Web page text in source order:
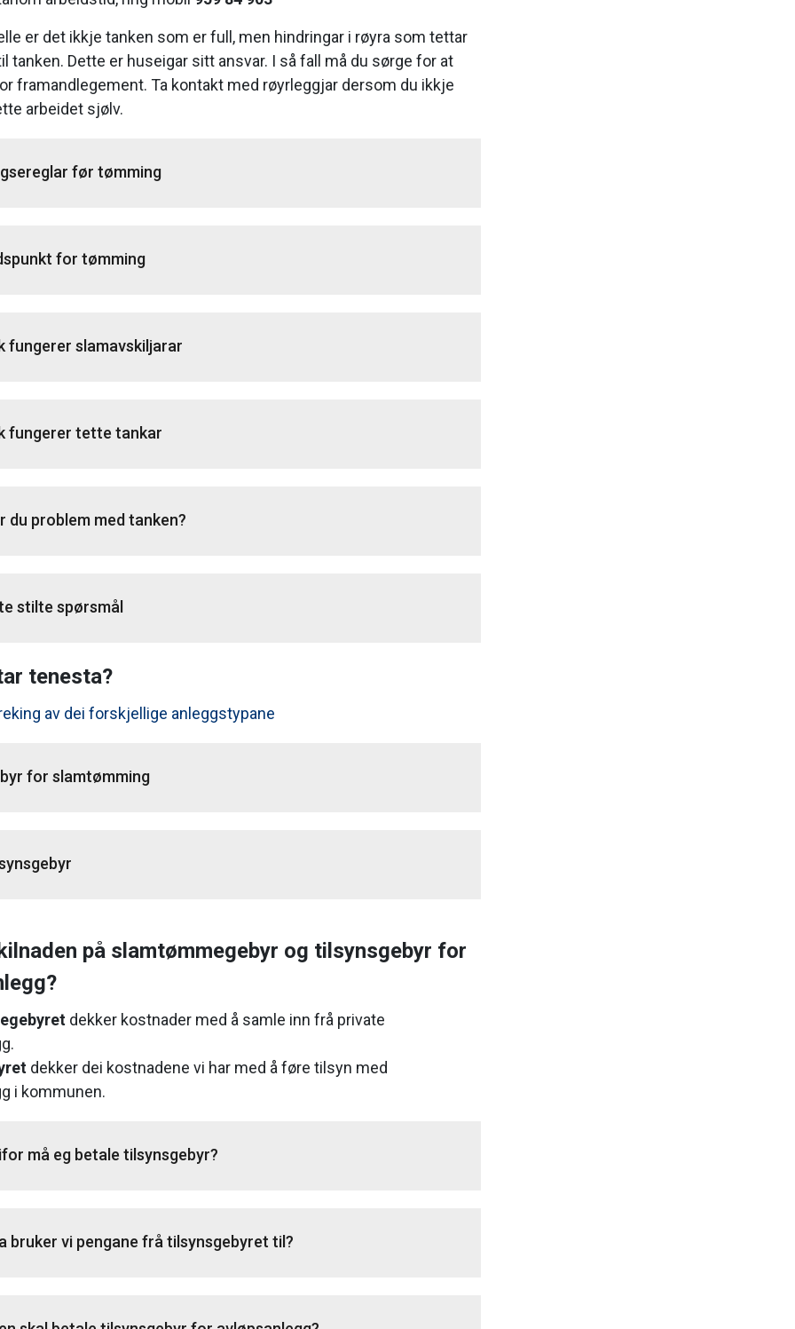
er det ikkje tanken som er full, men hindringar i røyra som tettar
tanken. Dette er huseigar sitt ansvar. I så fall må du sørge for at
framandlegement. Ta kontakt med røyrleggjar dersom du ikkje
arbeidet sjølv.
før tømming
for tømming
fungerer slamavskiljarar
fungerer tette tankar
du problem med tanken?
stilte spørsmål
tenesta?
av dei forskjellige anleggstypane
for slamtømming
på slamtømmegebyr og tilsynsgebyr for
dekker kostnader med å samle inn frå private
dekker dei kostnadene vi har med å føre tilsyn med
i kommunen.
må eg betale tilsynsgebyr?
bruker vi pengane frå tilsynsgebyret til?